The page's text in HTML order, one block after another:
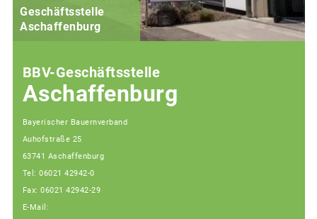
Geschäftsstelle
Aschaffenburg
BBV-Geschäftsstelle
Aschaffenburg
Bayerischer Bauernverband
Auhofstraße 25
63741 Aschaffenburg
Tel: 06021 42942-0
Fax: 06021 42942-29
E-Mail: